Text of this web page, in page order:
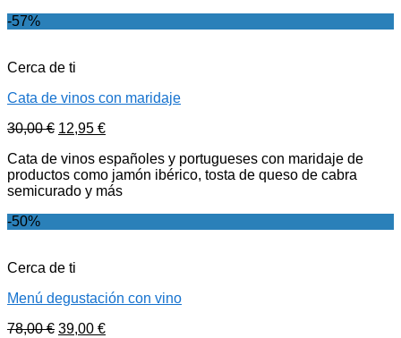
-57%
Cerca de ti
Cata de vinos con maridaje
30,00€ 12,95 €
Cata de vinos españoles y portugueses con maridaje de
productos como jamón ibérico, tosta de queso de cabra
semicurado y más
-50%
Cerca de ti
Menú degustación con vino
78,00€ 39,00 €